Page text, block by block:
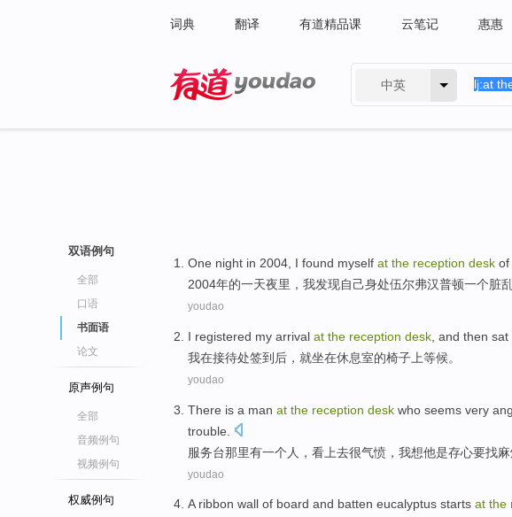
词典 翻译 有道精品课 云笔记 惠惠
中英
双语例句
全部
口语
书面语
论文
原声例句
全部
音频例句
视频例句
权威例句
One night in 2004, I found myself at the reception desk of
2004年的一天夜里 ， 我发现自己身处伍尔弗汉普顿一个脏
youdao
I registered my arrival at the reception desk , and then sat
我在接待处签到后 ， 就坐在休息室的椅子上等候。
youdao
There is a man at the reception desk who seems very
trouble
服务台那里有一个 人 ， 看上去很气愤 ， 我想他是存心要找麻
youdao
Aribbon wall of board and batten eucalyptus starts at the